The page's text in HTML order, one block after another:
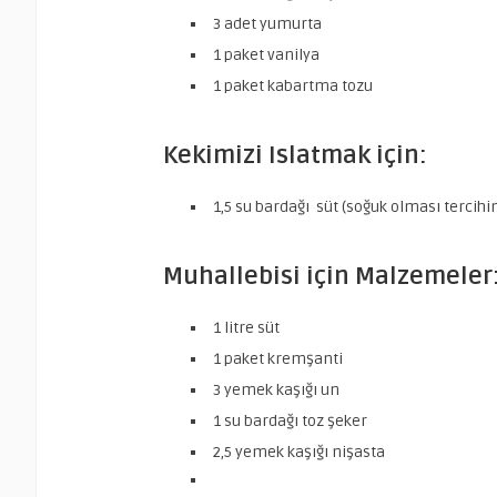
3 adetyumurta
1 paketvanilya
1 paketkabartma tozu
Kekimizi Islatmak için:
1,5 su bardağı süt (soğuk olması
Muhallebisi için Malzemeler:
1 litre süt
1 paketkremşanti
3 yemek kaşığı un
1 su bardağı toz şeker
2,5 yemek kaşığı nişasta